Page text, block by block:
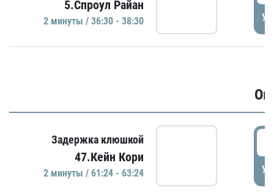
5.Спроул Райан
2 минуты / 36:30 - 38:30
Задержка клюшкой
47.Кейн Кори
2 минуты / 61:24 - 63:24